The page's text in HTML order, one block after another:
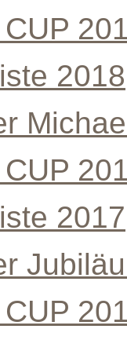
2018
2017